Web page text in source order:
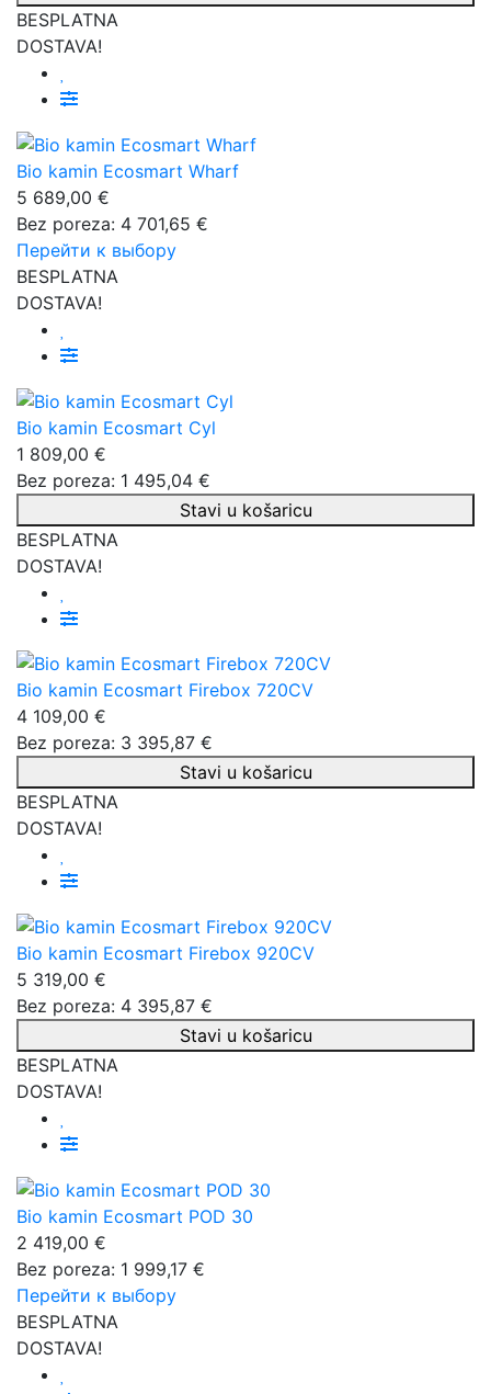
BESPLATNA
DOSTAVA!
Bio kamin Ecosmart Wharf
5 689,00 €
Bez poreza: 4 701,65 €
Перейти к выбору
BESPLATNA
DOSTAVA!
Bio kamin Ecosmart Cyl
1 809,00 €
Bez poreza: 1 495,04 €
Stavi u košaricu
BESPLATNA
DOSTAVA!
Bio kamin Ecosmart Firebox 720CV
4 109,00 €
Bez poreza: 3 395,87 €
Stavi u košaricu
BESPLATNA
DOSTAVA!
Bio kamin Ecosmart Firebox 920CV
5 319,00 €
Bez poreza: 4 395,87 €
Stavi u košaricu
BESPLATNA
DOSTAVA!
Bio kamin Ecosmart POD 30
2 419,00 €
Bez poreza: 1 999,17 €
Перейти к выбору
BESPLATNA
DOSTAVA!